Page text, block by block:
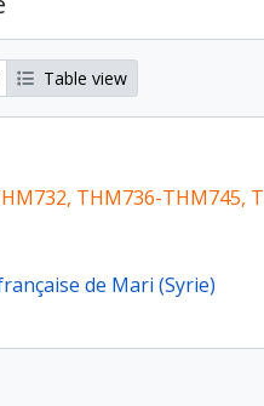
Table view
THM736-THM745,
de Mari (Syrie)